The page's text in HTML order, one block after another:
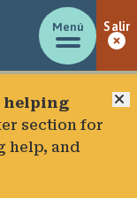
Menú Salir
helping
section for
help, and